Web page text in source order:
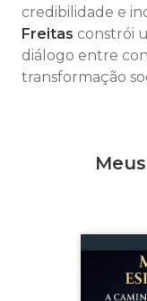
credibilidade e
Freitas constrói
diálogo entre
transformação